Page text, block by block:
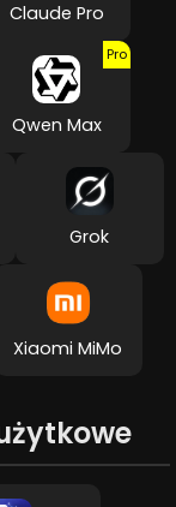
Claude Pro
Qwen Max
Pro
Grok
Xiaomi MiMo